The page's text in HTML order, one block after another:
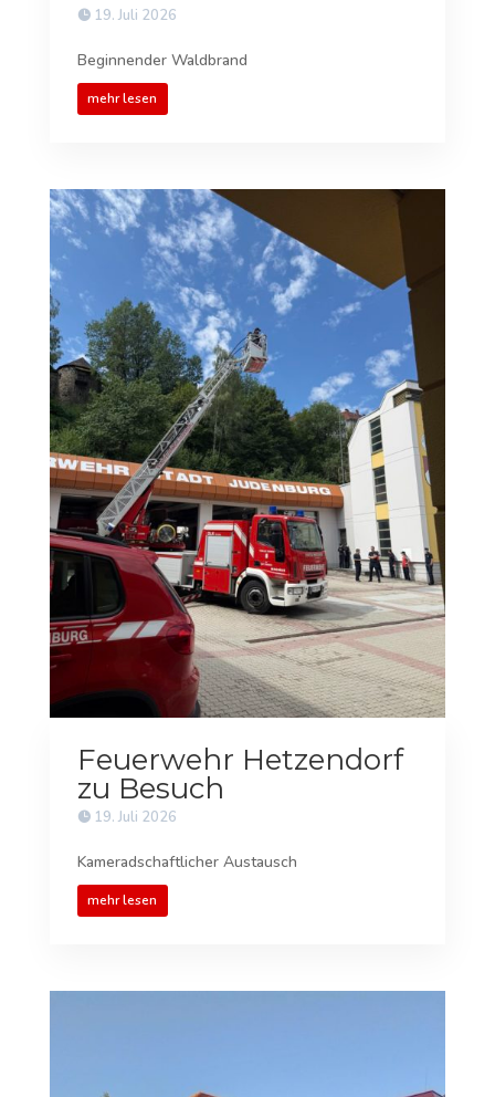
19. Juli 2026
Beginnender Waldbrand
mehr lesen
Feuerwehr Hetzendorf
zu Besuch
19. Juli 2026
Kameradschaftlicher Austausch
mehr lesen